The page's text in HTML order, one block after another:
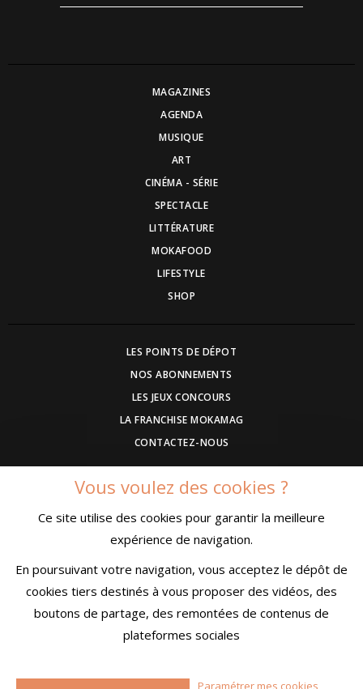
MAGAZINES
AGENDA
MUSIQUE
ART
CINÉMA - SÉRIE
SPECTACLE
LITTÉRATURE
MOKAFOOD
LIFESTYLE
SHOP
LES POINTS DE DÉPOT
NOS ABONNEMENTS
LES JEUX CONCOURS
LA FRANCHISE MOKAMAG
CONTACTEZ-NOUS
DEVENEZ ANNONCEUR
COMMUNIQUEZ UN EVENEMENT
CONDITIONS GÉNÉRALES DE VENTE
MENTIONS LÉGALES
CONFIDENTIALITÉ
© MokaMag
Vous voulez des cookies ?
Ce site utilise des cookies pour garantir la meilleure
expérience de navigation.
En poursuivant votre navigation, vous acceptez le dépôt de
cookies tiers destinés à vous proposer des vidéos, des
boutons de partage, des remontées de contenus de
plateformes sociales
Paramétrer mes cookies